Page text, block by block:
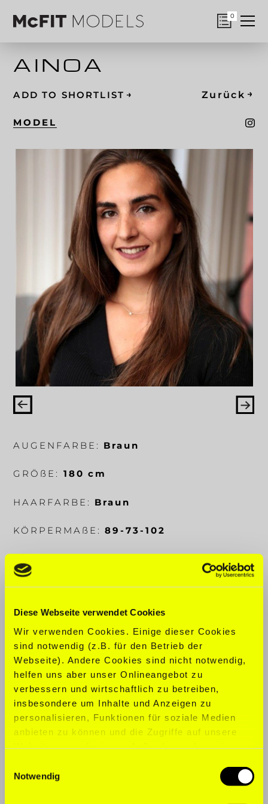
Diese Webseite verwendet Cookies
Wir verwenden Cookies. Einige dieser Cookies
sind notwendig (z.B. für den Betrieb der
Webseite). Andere Cookies sind nicht notwendig,
helfen uns aber unser Onlineangebot zu
verbessern und wirtschaftlich zu betreiben,
insbesondere um Inhalte und Anzeigen zu
personalisieren, Funktionen für soziale Medien
anbieten zu können und die Zugriffe auf unsere
Website an unsere Partner für soziale Medien,
Werbung und Analysen weiter. Unsere Partner
Notwendig
0
AINOA
ADD TO SHORTLIST → Zurück →
MODEL
AUGENFARBE: Braun
GRÖ ß E: 180 cm
HAARFARBE: Braun
KÖRPERMA ß E:89-73-102
SCHUHGRÖßE:42,5
SPORTARTEN:Leichtathletik,
Basketball, Bodybuilding, Boxen,
CrossFit, Tanzen, Fitness, Functional
Training, Allgemeines Turnen,
Wandern, Indoorcycling, Kettlebell,
Marathon, Laufen, Spinning,
Streetworkout, Surfen, Yoga
SPRACHEN:Englisch, Deutsch,